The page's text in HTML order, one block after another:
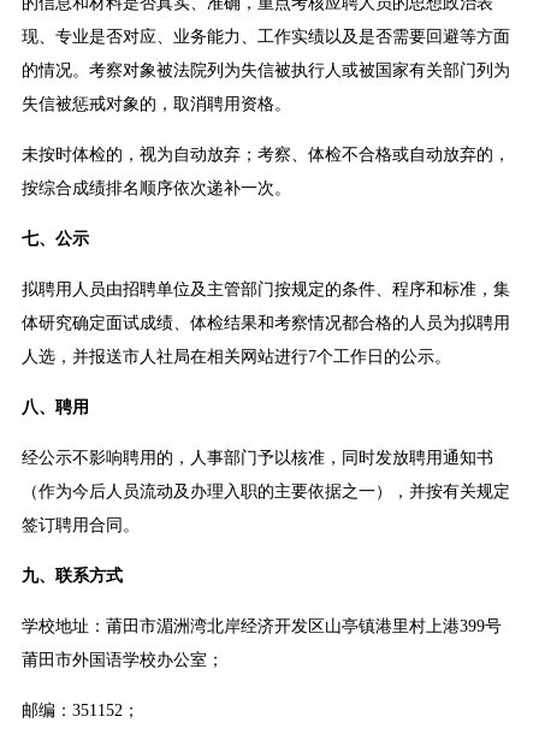
现、专业是否对应、业务能力、工作实绩以及是否需要回避等方面
的情况。考察对象被法院列为失信被执行人或被国家有关部门列为
失信被惩戒对象的，取消聘用资格。
未按时体检的，视为自动放弃；考察、体检不合格或自动放弃的，
按综合成绩排名顺序依次递补一次。
七、公示
拟聘用人员由招聘单位及主管部门按规定的条件、程序和标准，集
体研究确定面试成绩、体检结果和考察情况都合格的人员为拟聘用
人选，并报送市人社局在相关网站进行7个工作日的公示。
八、聘用
经公示不影响聘用的，人事部门予以核准，同时发放聘用通知书
（作为今后人员流动及办理入职的主要依据之一），并按有关规定
签订聘用合同。
九、联系方式
学校地址：莆田市湄洲湾北岸经济开发区山亭镇港里村上港399号
莆田市外国语学校办公室；
邮编：351152；